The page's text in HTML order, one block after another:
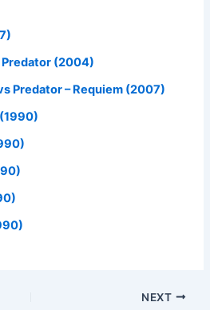
Predator (2004)
Predator – Requiem (2007)
NEXT